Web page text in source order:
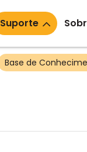
Suporte
Base de